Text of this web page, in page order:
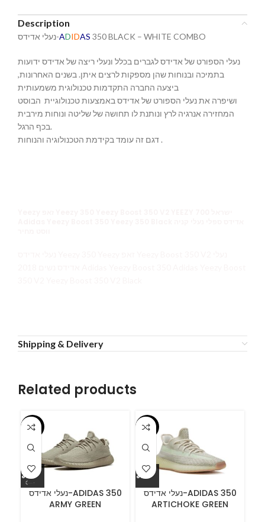
Description
נעלי אדידס-ADIDAS 350 BLACK – WHITE COMBO
נעלי הספורט של אדידס לגברים בכלל ונעלי ריצה של אדידס ידועות
בתמיכה ובנוחות שהן מספקות לרצים איתן. בשנים האחרונות,
ביצעה החברה התקדמות טכנולוגית משמעותית
ושיפרה את נעלי הספורט של אדידס באמצעות טכנולוגיית הבוסט
המחזירה אנרגיה לרץ ונותנת לו תחושה של שליטה ונוחות מירבית
בכף הרגל.
דגם זה עומד בקידמת הטכנולוגיה והנוחות .
Shipping & Delivery
Related products
-55%
נעלי אדידס-ADIDAS 350
ARMY GREEN
-55%
נעלי אדידס-ADIDAS 350
ARTICHOKE GREEN